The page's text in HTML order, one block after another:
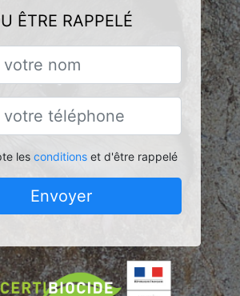
ÊTRE RAPPELÉ
les conditionset d'être rappelé
Envoyer